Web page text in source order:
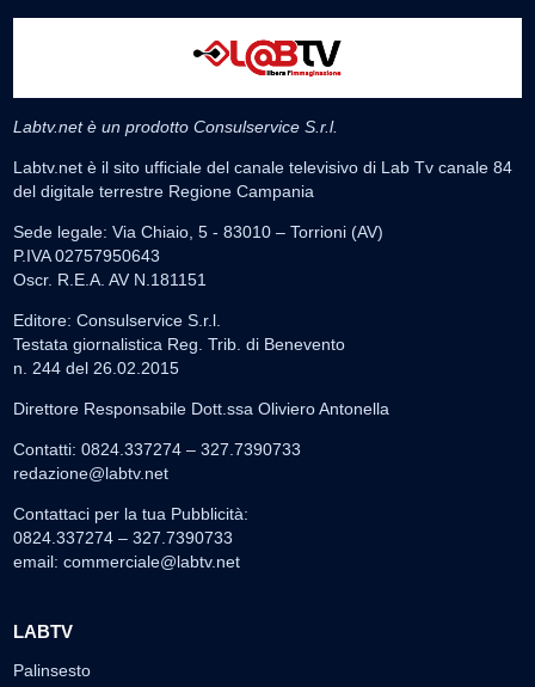
Labtv.net è un prodotto Consulservice S.r.l.
Labtv.net è il sito ufficiale del canale televisivo di Lab Tv canale 84
del digitale terrestre Regione Campania
Sede legale: Via Chiaio, 5 - 83010 – Torrioni (AV)
P.IVA 02757950643
Oscr. R.E.A. AV N.181151
Editore: Consulservice S.r.l.
Testata giornalistica Reg. Trib. di Benevento
n. 244 del 26.02.2015
Direttore Responsabile Dott.ssa Oliviero Antonella
Contatti: 0824.337274 – 327.7390733
redazione@labtv.net
Contattaci per la tua Pubblicità:
0824.337274 – 327.7390733
email: commerciale@labtv.net
LABTV
Palinsesto